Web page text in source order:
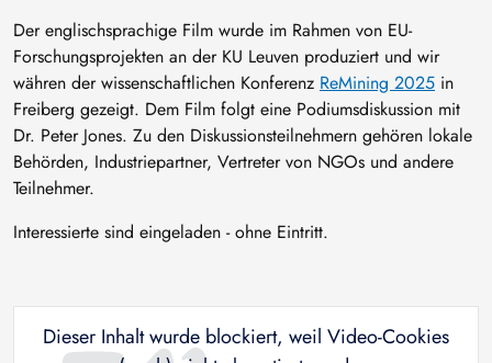
Der englischsprachige Film wurde im Rahmen von EU-
Forschungsprojekten an der KU Leuven produziert und wir
währen der wissenschaftlichen Konferenz ReMining 2025 in
Freiberg gezeigt. Dem Film folgt eine Podiumsdiskussion mit
Dr. Peter Jones. Zu den Diskussionsteilnehmern gehören lokale
Behörden, Industriepartner, Vertreter von NGOs und andere
Teilnehmer.
Interessierte sind eingeladen - ohne Eintritt.
Dieser Inhalt wurde blockiert, weil Video-Cookies